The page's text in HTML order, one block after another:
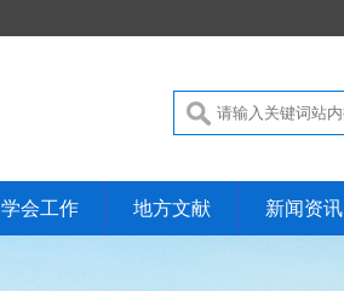
学会工作 地方文献 新闻资讯